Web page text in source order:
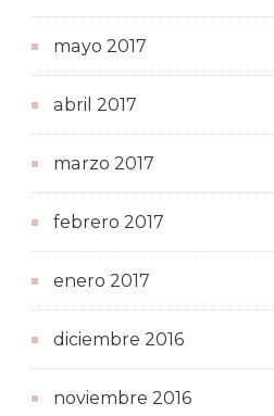
mayo 2017
abril 2017
marzo 2017
febrero 2017
enero 2017
diciembre 2016
noviembre 2016